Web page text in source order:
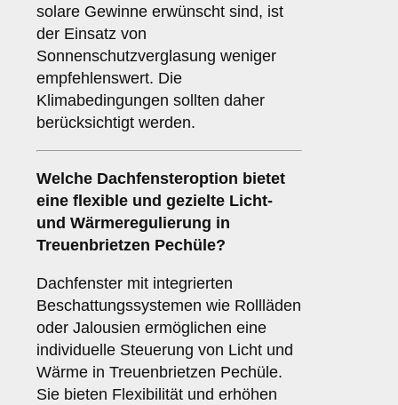
solare Gewinne erwünscht sind, ist
der Einsatz von
Sonnenschutzverglasung weniger
empfehlenswert. Die
Klimabedingungen sollten daher
berücksichtigt werden.
Welche Dachfensteroption bietet
eine flexible und gezielte Licht-
und Wärmeregulierung in
Treuenbrietzen Pechüle?
Dachfenster mit integrierten
Beschattungssystemen wie Rollläden
oder Jalousien ermöglichen eine
individuelle Steuerung von Licht und
Wärme in Treuenbrietzen Pechüle.
Sie bieten Flexibilität und erhöhen